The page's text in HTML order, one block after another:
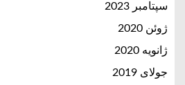
سپتامبر 2023
ژوئن 2020
ژانویه 2020
جولای 2019